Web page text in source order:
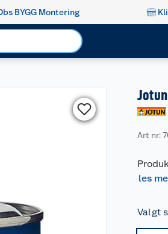
BYGG Montering
Art nr:
les
Valgt